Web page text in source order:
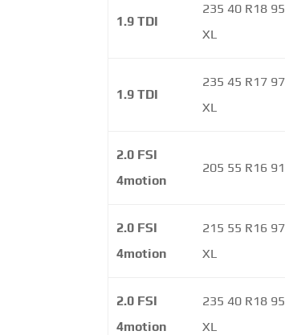
1.9 TDI
235 40 R18
XL
1.9 TDI
235 45 R17
XL
2.0 FSI
4motion
205 55 R16
2.0 FSI
4motion
215 55 R16
XL
2.0 FSI
4motion
235 40 R18
XL